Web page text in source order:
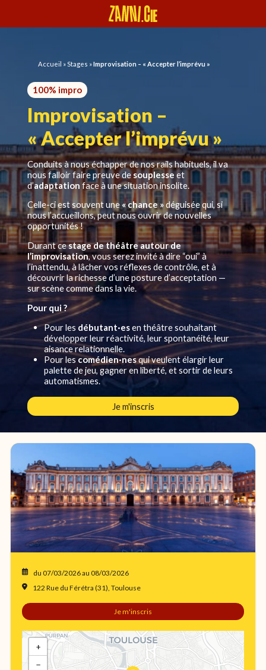
Accueil » Stages »Improvisation – « Accepter l’imprévu »
100% impro
Improvisation –
« Accepter l’imprévu »
Conduits à nous échapper de nos rails habituels, il va
nous falloir faire preuve de souplesseet
d’adaptation face à une situation insolite.
Celle-ci est souvent une «chance »déguisée qui, si
nous l’accueillons, peut nous ouvrir de nouvelles
opportunités !
Durant cestage de théâtre autour de
l’improvisation, vous serez invité à dire “oui” à
l’inattendu, à lâcher vos réflexes de contrôle, et à
découvrir la richesse d’une posture d’acceptation —
sur scène comme dans la vie.
Pour qui ?
Pour les débutant·esen théâtre souhaitant
développer leur réactivité, leur spontanéité, leur
aisance relationnelle.
Pour lescomédien·nesqui veulent élargir leur
palette de jeu, gagner en liberté, et sortir de leurs
automatismes.
Je m'inscris
du 07/03/2026au 08/03/2026
122 Rue du Férétra (31), Toulouse
Je m'inscris
+
−
Panneau de gestion des cookies